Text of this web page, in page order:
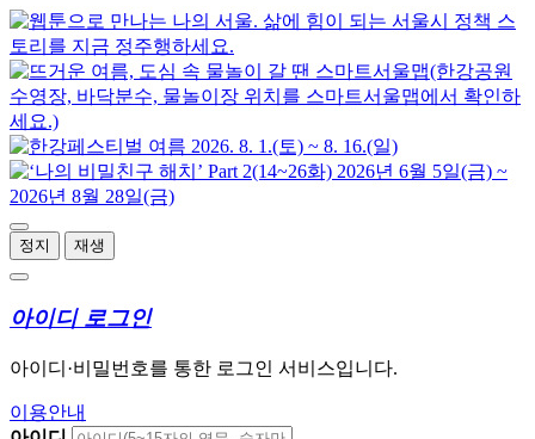
정지 재생
아이디 로그인
아이디·비밀번호를 통한 로그인 서비스입니다.
이용안내